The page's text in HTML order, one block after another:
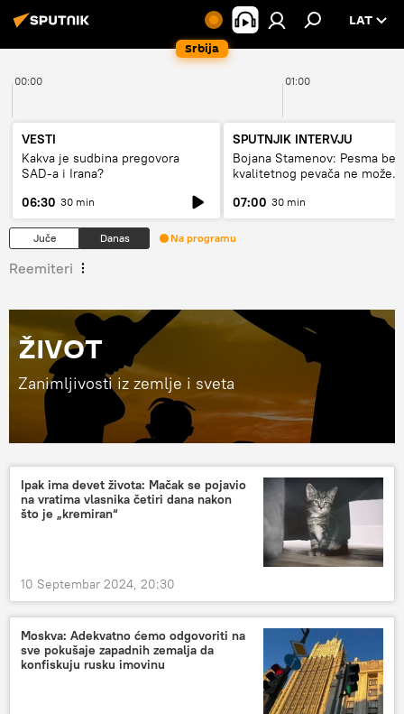
Srbija
LAT
00:00 01:00
VESTI
Kakva je sudbina pregovora
SAD-a i Irana?
06:30 30 min
SPUTNJIK INTERVJU
Bojana Stamenov: Pesma bez
kvalitetnog pevača ne može
07:00 30 min
Juče Danas Na programu
Reemiteri
ŽIVOT
Zanimljivosti iz zemlje i sveta
Ipak ima devet života: Mačak se pojavio
na vratima vlasnika četiri dana nakon
što je „kremiran“
10 Septembar 2024, 20:30
Moskva: Adekvatno ćemo odgovoriti na
sve pokušaje zapadnih zemalja da
konfiskuju rusku imovinu